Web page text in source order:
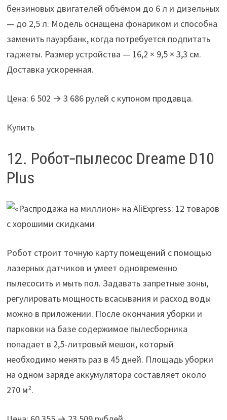
бензиновых двигателей объёмом до 6 л и дизельных
— до 2,5 л. Модель оснащена фонариком и способна
заменить пауэрбанк, когда потребуется подпитать
гаджеты. Размер устройства — 16,2 × 9,5 × 3,3 см.
Доставка ускоренная.
Цена: 6 502 → 3 686 рулей с купоном продавца.
Купить
12. Робот‑пылесос Dreame D10
Plus
Робот строит точную карту помещений с помощью
лазерных датчиков и умеет одновременно
пылесосить и мыть пол. Задавать запретные зоны,
регулировать мощность всасывания и расход воды
можно в приложении. После окончания уборки и
парковки на базе содержимое пылесборника
попадает в 2,5-литровый мешок, который
необходимо менять раз в 45 дней. Площадь уборки
на одном заряде аккумулятора составляет около
270 м².